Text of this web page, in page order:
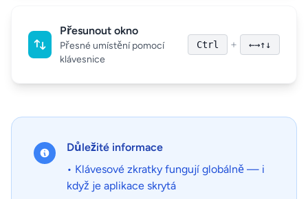
Přesunout okno
Přesné umístění pomocí
klávesnice
Ctrl + ←→↑↓
Důležité informace
• Klávesové zkratky fungují globálně — i
když je aplikace skrytá